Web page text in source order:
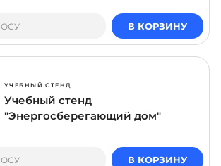
В КОРЗИНУ
УЧЕБНЫЙ СТЕНД
Учебный стенд
"Энергосберегающий дом"
В КОРЗИНУ